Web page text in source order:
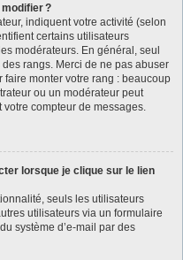
?
indiquent votre activité (selon
certains utilisateurs
modérateurs. En général, seul
rangs. Merci de ne pas abuser
monter votre rang : beaucoup
ou un modérateur peut
compteur de messages.
lorsque je clique sur le lien
seuls les utilisateurs
utilisateurs via un formulaire
système d’e-mail par des